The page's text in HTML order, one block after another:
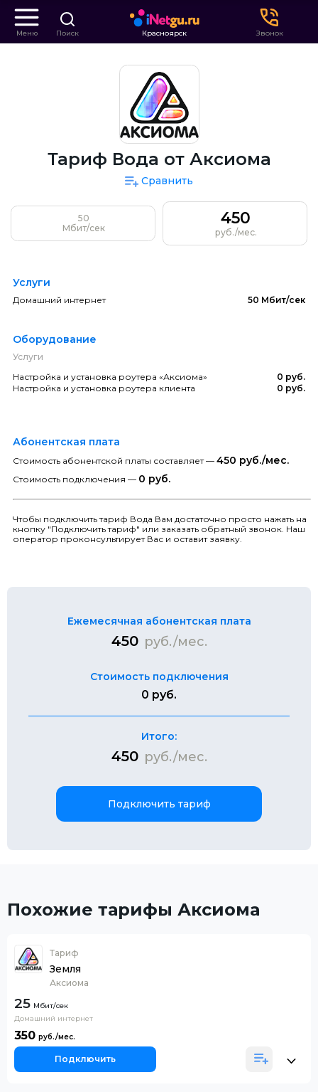
Меню Поиск Красноярск Звонок
Тариф Вода от Аксиома
Сравнить
50
Мбит/сек
450
руб./мес.
Услуги
Домашний интернет 50 Мбит/сек
Оборудование
Услуги
Настройка и установка роутера «Аксиома»
0 руб.
Настройка и установка роутера клиента
0 руб.
Абонентская плата
Стоимость абонентской платы составляет — 450 руб./мес.
Стоимость подключения — 0 руб.
Чтобы подключить тариф Вода Вам достаточно просто нажать на
кнопку "Подключить тариф" или заказать обратный звонок. Наш
оператор проконсультирует Вас и оставит заявку.
Ежемесячная абонентская плата
450 руб./мес.
Стоимость подключения
0 руб.
Итого:
450 руб./мес.
Подключить тариф
Похожие тарифы Аксиома
Тариф
Земля
Аксиома
25
Домашний интернет
350
Подключить